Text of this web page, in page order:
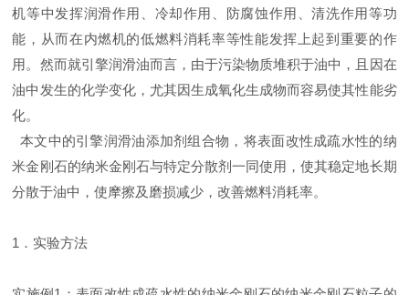
机等中发挥润滑作用、冷却作用、防腐蚀作用、清洗作用等功
能，从而在内燃机的低燃料消耗率等性能发挥上起到重要的作
用。然而就引擎润滑油而言，由于污染物质堆积于油中，且因在
油中发生的化学变化，尤其因生成氧化生成物而容易使其性能劣
化。
本文中的引擎润滑油添加剂组合物，将表面改性成疏水性的纳
米金刚石的纳米金刚石与特定分散剂一同使用，使其稳定地长期
分散于油中，使摩擦及磨损减少，改善燃料消耗率。
1．实验方法